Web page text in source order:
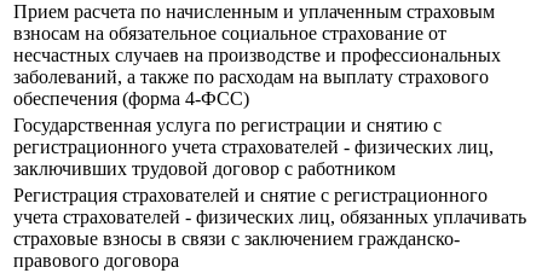
Прием расчета по начисленным и уплаченным страховым
взносам на обязательное социальное страхование от
несчастных случаев на производстве и профессиональных
заболеваний, а также по расходам на выплату страхового
обеспечения (форма 4-ФСС)
Государственная услуга по регистрации и снятию с
регистрационного учета страхователей - физических лиц,
заключивших трудовой договор с работником
Регистрация страхователей и снятие с регистрационного
учета страхователей - физических лиц, обязанных уплачивать
страховые взносы в связи с заключением гражданско-
правового договора